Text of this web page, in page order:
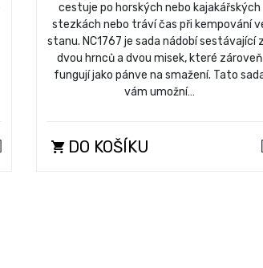
cestuje po horských nebo kajakářských
stezkách nebo tráví čas při kempování
stanu. NC1767 je sada nádobí sestávající
dvou hrnců a dvou misek, které zároveň
fungují jako pánve na smažení. Tato
vám umožní…
DO KOŠÍKU